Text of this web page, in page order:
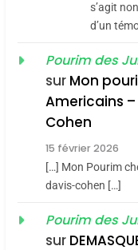
2
s’agit
d’un
Pourim des
sur Mon
Americains
Cohen
15 février 2026
[…] Mon Pourim
davis-cohen […]
Pourim des
sur